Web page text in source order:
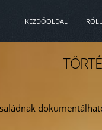
KEZDŐOLDAL